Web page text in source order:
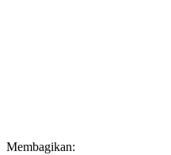
Membagikan: